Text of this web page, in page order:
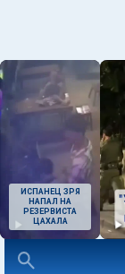
ИСПАНЕЦ ЗРЯ
НАПАЛ НА
РЕЗЕРВИСТА
ЦАХАЛА